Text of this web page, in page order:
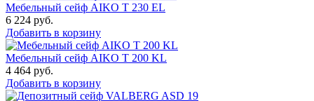
Мебельный сейф AIKO T 230 EL
6 224 руб.
Добавить в корзину
Мебельный сейф AIKO T 200 KL
4 464 руб.
Добавить в корзину